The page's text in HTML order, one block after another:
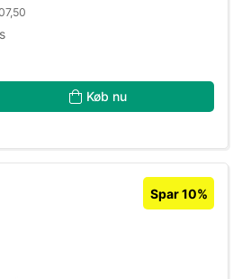
Køb nu
Spar 10%